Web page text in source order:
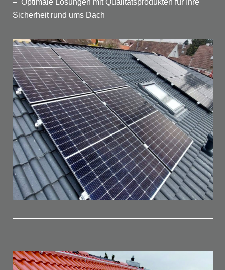
– Optimale Lösungen mit Qualitätsprodukten für Ihre
Sicherheit rund ums Dach